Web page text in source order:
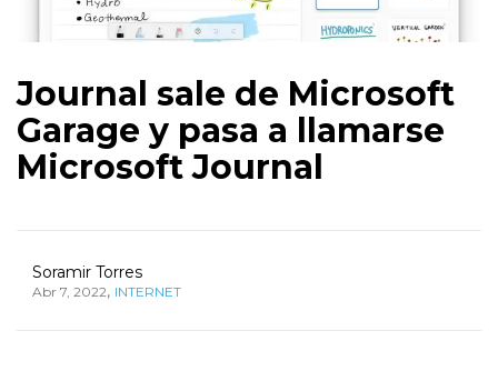
Journal sale de Microsoft
Garage y pasa a llamarse
Microsoft Journal
Soramir Torres
Abr 7, 2022, INTERNET